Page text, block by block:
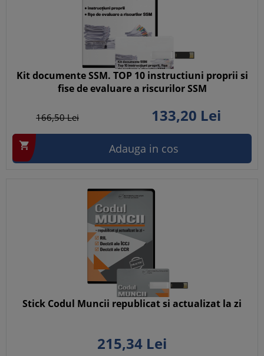
Kit documente SSM. TOP 10 instructiuni proprii si
fise de evaluare a riscurilor SSM
166,50Lei 133,20 Lei
 Adauga in cos
Stick Codul Muncii republicat si actualizat la zi
215,34 Lei